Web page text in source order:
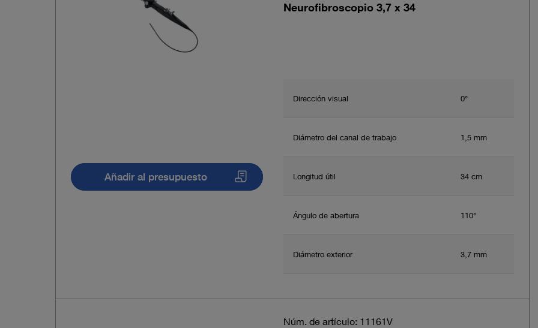
Neurofibroscopio 3,7 x 34
Dirección visual 0°
Diámetro del canal de trabajo 1,5 mm
Longitud útil 34 cm
Ángulo de abertura 110°
Diámetro exterior 3,7 mm
Añadir al presupuesto
Núm. de artículo: 11161V